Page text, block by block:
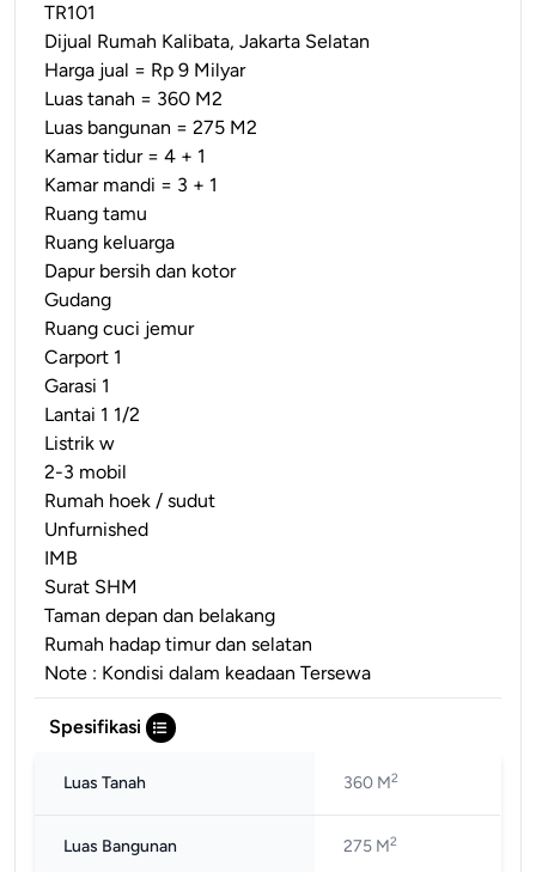
TR101
Dijual Rumah Kalibata, Jakarta Selatan
Harga jual = Rp 9 Milyar
Luas tanah = 360 M2
Luas bangunan = 275 M2
Kamar tidur = 4 + 1
Kamar mandi = 3 + 1
Ruang tamu
Ruang keluarga
Dapur bersih dan kotor
Gudang
Ruang cuci jemur
Carport 1
Garasi 1
Lantai 1 1/2
Listrik w
2-3 mobil
Rumah hoek / sudut
Unfurnished
IMB
Surat SHM
Taman depan dan belakang
Rumah hadap timur dan selatan
Note : Kondisi dalam keadaan Tersewa
Spesifikasi
Luas Tanah 360 M2
Luas Bangunan 275 M2